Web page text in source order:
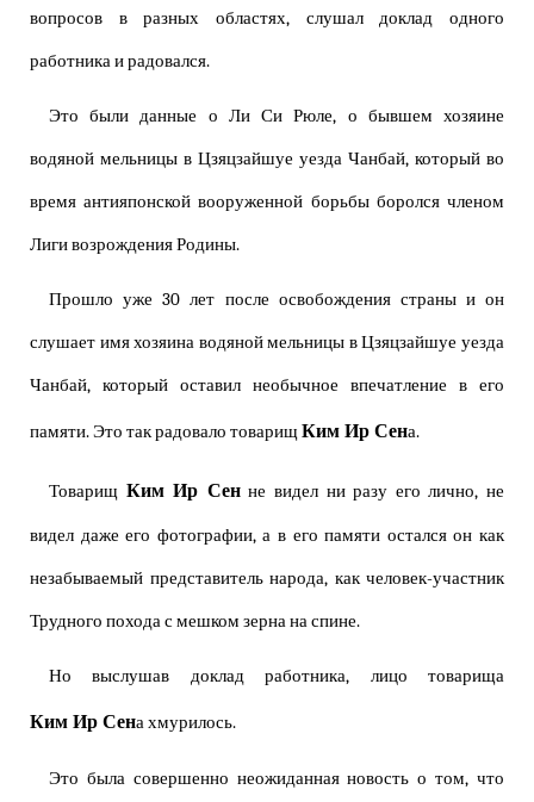
вопросов в разных областях, слушал доклад одного
работника и радовался.
Это были данные о Ли Си Рюле, о бывшем хозяине
водяной мельницы в Цзяцзайшуе уезда Чанбай, который во
время антияпонской вооруженной борьбы боролся членом
Лиги возрождения Родины.
Прошло уже 30 лет после освобождения страны и он
слушает имя хозяина водяной мельницы в Цзяцзайшуе уезда
Чанбай, который оставил необычное впечатление в его
памяти. Это так радовало товарищ Ким Ир Сена.
Товарищ Ким Ир Сенне видел ни разу его лично, не
видел даже его фотографии, а в его памяти остался он как
незабываемый представитель народа, как человек-участник
Трудного похода с мешком зерна на спине.
Но выслушав доклад работника, лицо товарища
Ким Ир Сена хмурилось.
Это была совершенно неожиданная новость о том, что